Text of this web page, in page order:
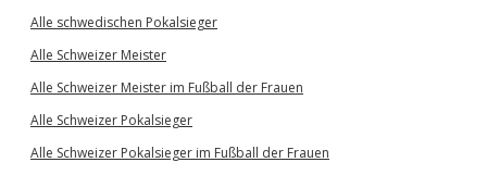
Alle schwedischen Pokalsieger
Alle Schweizer Meister
Alle Schweizer Meister im Fußball der Frauen
Alle Schweizer Pokalsieger
Alle Schweizer Pokalsieger im Fußball der Frauen